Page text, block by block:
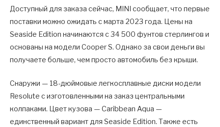
Доступный для заказа сейчас, MINI сообщает, что первые
поставки можно ожидать с марта 2023 года. Цены на
Seaside Edition начинаются с 34 500 фунтов стерлингов и
основаны на модели Cooper S. Однако за свои деньги вы
получаете больше, чем просто автомобиль без крыши.
Снаружи — 18-дюймовые легкосплавные диски модели
Resolute с изготовленными на заказ центральными
колпаками. Цвет кузова — Caribbean Aqua —
единственный вариант для Seaside Edition. Также есть